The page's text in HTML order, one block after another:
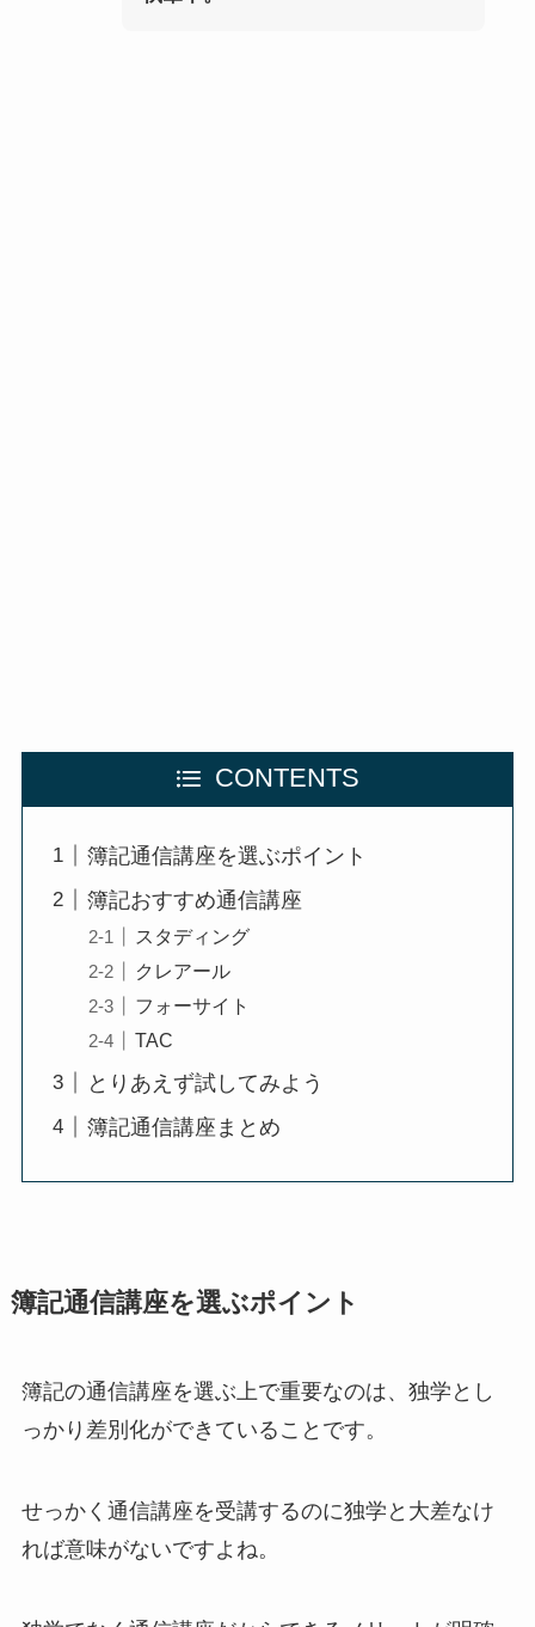
CONTENTS
簿記通信講座を選ぶポイント
簿記おすすめ通信講座
スタディング
クレアール
フォーサイト
TAC
とりあえず試してみよう
簿記通信講座まとめ
簿記通信講座を選ぶポイント
簿記の通信講座を選ぶ上で重要なのは、独学とし
っかり差別化ができていることです。
せっかく通信講座を受講するのに独学と大差なけ
れば意味がないですよね。